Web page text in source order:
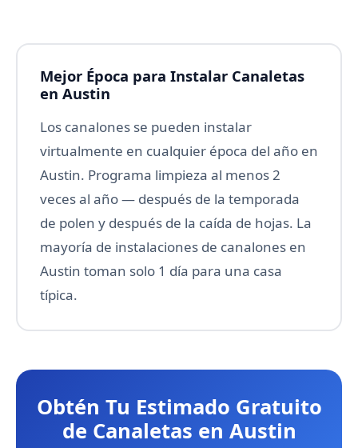
Mejor Época para Instalar Canaletas
en Austin
Los canalones se pueden instalar
virtualmente en cualquier época del año en
Austin. Programa limpieza al menos 2
veces al año — después de la temporada
de polen y después de la caída de hojas. La
mayoría de instalaciones de canalones en
Austin toman solo 1 día para una casa
típica.
Obtén Tu Estimado Gratuito
de Canaletas en Austin